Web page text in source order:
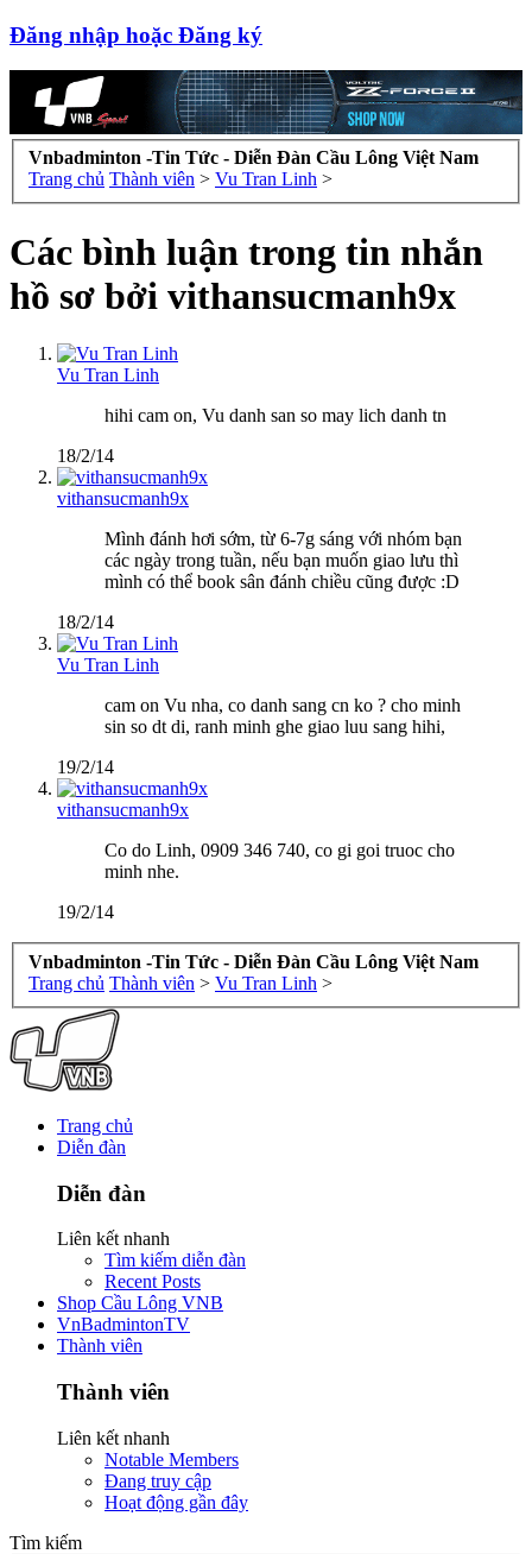
Đăng nhập hoặc Đăng ký
Vnbadminton -Tin Tức - Diễn Đàn Cầu Lông Việt Nam
Trang chủ Thành viên > Vu Tran Linh >
Các bình luận trong tin nhắn
hồ sơ bởi vithansucmanh9x
Vu Tran Linh
hihi cam on, Vu danh san so may lich danh tn
18/2/14
vithansucmanh9x
Mình đánh hơi sớm, từ 6-7g sáng với nhóm bạn
các ngày trong tuần, nếu bạn muốn giao lưu thì
mình có thể book sân đánh chiều cũng được :D
18/2/14
Vu Tran Linh
cam on Vu nha, co danh sang cn ko ? cho minh
sin so dt di, ranh minh ghe giao luu sang hihi,
19/2/14
vithansucmanh9x
Co do Linh, 0909 346 740, co gi goi truoc cho
minh nhe.
19/2/14
Vnbadminton -Tin Tức - Diễn Đàn Cầu Lông Việt Nam
Trang chủ Thành viên > Vu Tran Linh >
Trang chủ
Diễn đàn
Diễn đàn
Liên kết nhanh
Tìm kiếm diễn đàn
Recent Posts
Shop Cầu Lông VNB
VnBadmintonTV
Thành viên
Thành viên
Liên kết nhanh
Notable Members
Đang truy cập
Hoạt động gần đây
Tìm kiếm